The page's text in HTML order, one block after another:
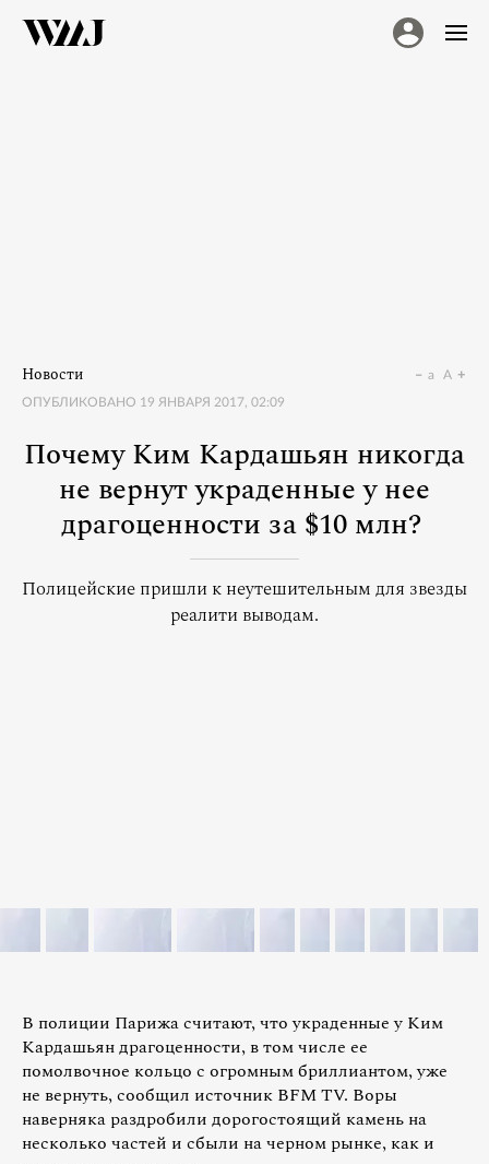
Новости
ОПУБЛИКОВАНО 19 ЯНВАРЯ 2017, 02:09
a A
Почему Ким Кардашьян никогда
не вернут украденные у нее
драгоценности за $10 млн?
Полицейские пришли к неутешительным для звезды
реалити выводам.
В полиции Парижа считают, что украденные у Ким
Кардашьян драгоценности, в том числе ее
помолвочное кольцо с огромным бриллиантом, уже
не вернуть, сообщил источник BFM TV. Воры
наверняка раздробили дорогостоящий камень на
несколько частей и сбыли на черном рынке, как и